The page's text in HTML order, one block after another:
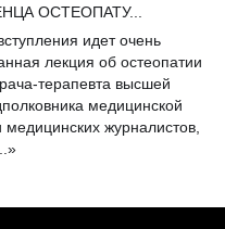
ОСТЕОПАТУ...
идет очень
лекция об остеопатии
терапевта высшей
медицинской
журналистов,